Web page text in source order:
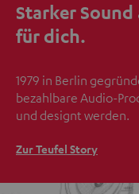
Starker
für dich.
1979 in Berlin
bezahlbare Audio-
und designt werden.
Zur Teufel Story